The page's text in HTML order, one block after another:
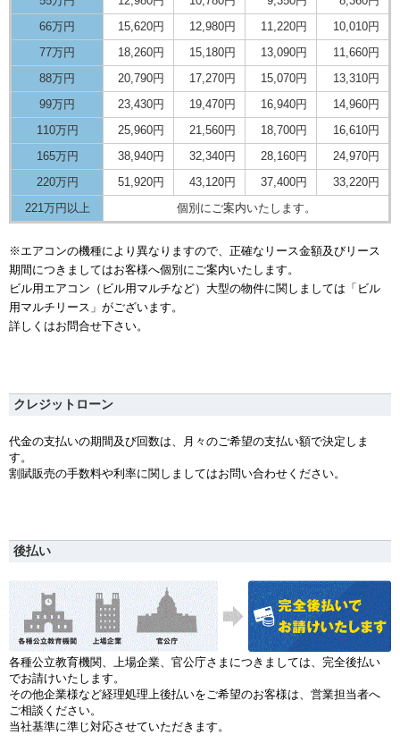
66万円
15,620円 12,980円 11,220円
10,010円
77万円
18,260円 15,180円 13,090円
11,660円
88万円
20,790円 17,270円 15,070円
13,310円
99万円
23,430円 19,470円 16,940円
14,960円
110万円
25,960円 21,560円 18,700円
16,610円
165万円
38,940円 32,340円 28,160円
24,970円
220万円
51,920円 43,120円 37,400円
33,220円
221万円以上
個別にご案内いたします。
※エアコンの機種により異なりますので、正確なリース金額及びリース
期間につきましてはお客様へ個別にご案内いたします。
ビル用エアコン（ビル用マルチなど）大型の物件に関しましては「ビル
用マルチリース」がございます。
詳しくはお問合せ下さい。
クレジットローン
代金の支払いの期間及び回数は、月々のご希望の支払い額で決定しま
す。
割賦販売の手数料や利率に関しましてはお問い合わせください。
後払い
各種公立教育機関、上場企業、官公庁さまにつきましては、完全後払い
でお請けいたします。
その他企業様など経理処理上後払いをご希望のお客様は、営業担当者へ
ご相談ください。
当社基準に準じ対応させていただきます。